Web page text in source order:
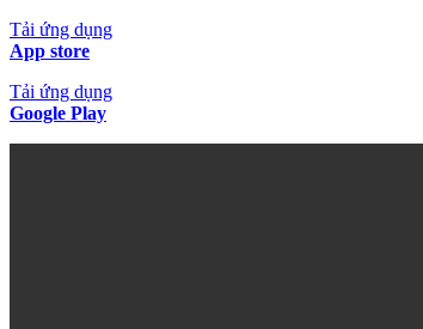
Tải ứng dụng
App store
Tải ứng dụng
Google Play